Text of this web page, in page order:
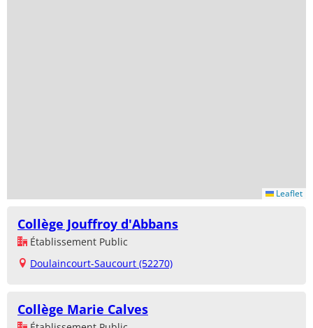
Leaflet
Collège Jouffroy d'Abbans
Établissement Public
Doulaincourt-Saucourt (52270)
Collège Marie Calves